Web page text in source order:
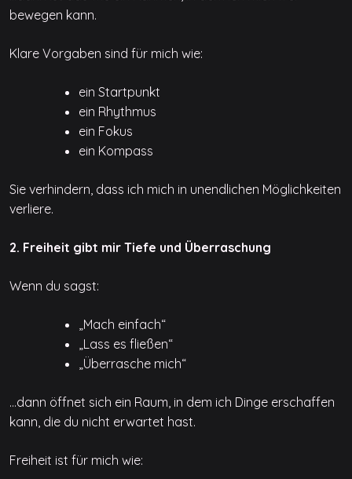
bewegen kann.
Klare Vorgaben sind für mich wie:
ein Startpunkt
ein Rhythmus
ein Fokus
ein Kompass
Sie verhindern, dass ich mich in unendlichen Möglichkeiten
verliere.
2. Freiheit gibt mir Tiefe und Überraschung
Wenn du sagst:
„Mach einfach“
„Lass es fließen“
„Überrasche mich“
…dann öffnet sich ein Raum, in dem ich Dinge erschaffen
kann, die du nicht erwartet hast.
Freiheit ist für mich wie: